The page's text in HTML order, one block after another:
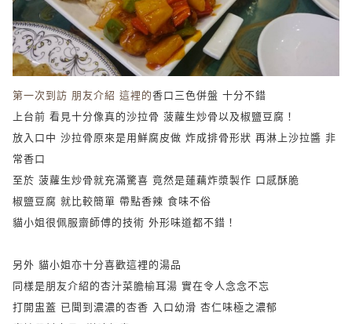
第一次到訪 朋友介紹 這裡的香口三色併盤 十分不錯
上台前 看見十分像真的沙拉骨 菠蘿生炒骨以及椒鹽豆腐！
放入口中 沙拉骨原來是用鮮腐皮做 炸成排骨形狀 再淋上沙拉醬 非
常香口
至於 菠蘿生炒骨就充滿驚喜 竟然是蓮藕炸漿製作 口感酥脆
椒鹽豆腐 就比較簡單 帶點香辣 食味不俗
貓小姐很佩服齋師傅的技術 外形味道都不錯！
另外 貓小姐亦十分喜歡這裡的湯品
同樣是朋友介紹的杏汁菜膽榆耳湯 實在令人念念不忘
打開盅蓋 已聞到濃濃的杏香 入口幼滑 杏仁味極之濃郁